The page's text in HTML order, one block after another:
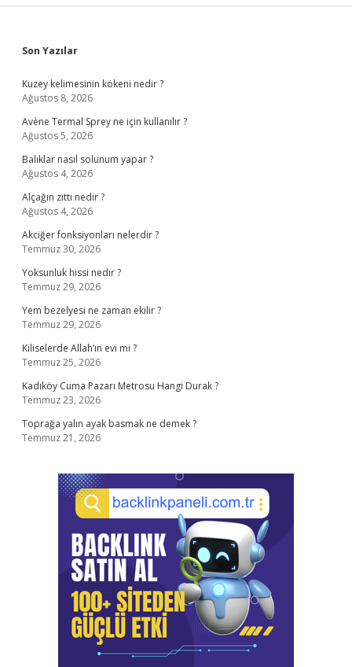
Sidebar
Son Yazılar
Kuzey kelimesinin kökeni nedir ?
Ağustos 8, 2026
Avène Termal Sprey ne için kullanılır ?
Ağustos 5, 2026
Balıklar nasıl solunum yapar ?
Ağustos 4, 2026
Alçağın zıttı nedir ?
Ağustos 4, 2026
Akciğer fonksiyonları nelerdir ?
Temmuz 30, 2026
Yoksunluk hissi nedir ?
Temmuz 29, 2026
Yem bezelyesi ne zaman ekilir ?
Temmuz 29, 2026
Kiliselerde Allah’ın evi mi ?
Temmuz 25, 2026
Kadıköy Cuma Pazarı Metrosu Hangi Durak ?
Temmuz 23, 2026
Toprağa yalın ayak basmak ne demek ?
Temmuz 21, 2026